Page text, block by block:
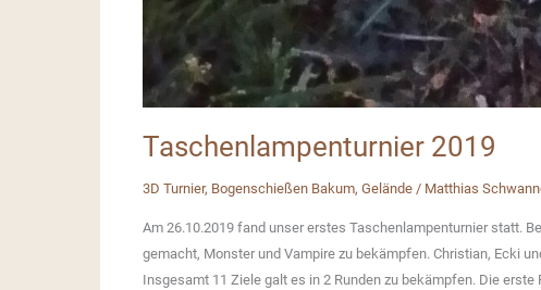
Taschenlampenturnier 2019
3D Turnier, Bogenschießen Bakum, Gelände / Matthias
Am 26.10.2019 fand unser erstes Taschenlampenturnier statt.
gemacht, Monster und Vampire zu bekämpfen. Christian, Ecki
Insgesamt 11 Ziele galt es in 2 Runden zu bekämpfen. Die erste